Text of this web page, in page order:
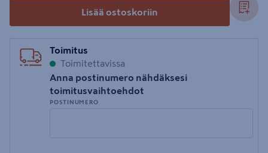
Lisää ostoskoriin
Toimitus
Toimitettavissa
Anna postinumero nähdäksesi
toimitusvaihtoehdot
POSTINUMERO